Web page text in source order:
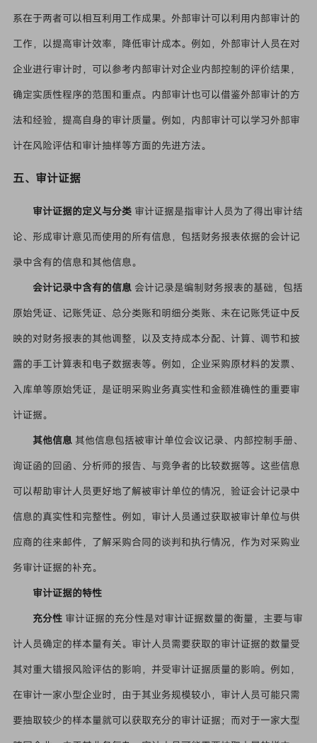
系在于两者可以相互利用工作成果。外部审计可以利用内部审计的
工作，以提高审计效率，降低审计成本。例如，外部审计人员在对
企业进行审计时，可以参考内部审计对企业内部控制的评价结果，
确定实质性程序的范围和重点。内部审计也可以借鉴外部审计的方
法和经验，提高自身的审计质量。例如，内部审计可以学习外部审
计在风险评估和审计抽样等方面的先进方法。
五、审计证据
审计证据的定义与分类审计证据是指审计人员为了得出审计结
论、形成审计意见而使用的所有信息，包括财务报表依据的会计记
录中含有的信息和其他信息。
会计记录中含有的信息会计记录是编制财务报表的基础，包括
原始凭证、记账凭证、总分类账和明细分类账、未在记账凭证中反
映的对财务报表的其他调整，以及支持成本分配、计算、调节和披
露的手工计算表和电子数据表等。例如，企业采购原材料的发票、
入库单等原始凭证，是证明采购业务真实性和金额准确性的重要审
计证据。
其他信息其他信息包括被审计单位会议记录、内部控制手册、
询证函的回函、分析师的报告、与竞争者的比较数据等。这些信息
可以帮助审计人员更好地了解被审计单位的情况，验证会计记录中
信息的真实性和完整性。例如，审计人员通过获取被审计单位与供
应商的往来邮件，了解采购合同的谈判和执行情况，作为对采购业
务审计证据的补充。
审计证据的特性
充分性审计证据的充分性是对审计证据数量的衡量，主要与审
计人员确定的样本量有关。审计人员需要获取的审计证据的数量受
其对重大错报风险评估的影响，并受审计证据质量的影响。例如，
在审计一家小型企业时，由于其业务规模较小，审计人员可能只需
要抽取较少的样本量就可以获取充分的审计证据；而对于一家大型